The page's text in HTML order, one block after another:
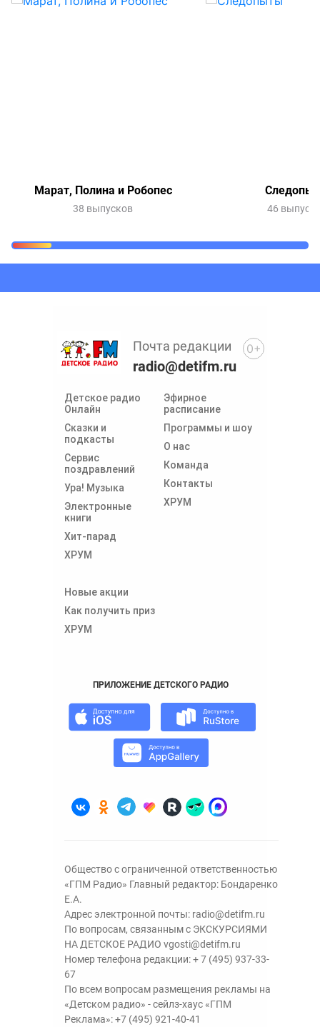
Марат, Полина и Робопес
38 выпусков 46
Детское радио
Онлайн
Сказки и
подкасты
Сервис
поздравлений
Ура! Музыка
Электронные
книги
Хит-парад
ХРУМ
Эфирное
расписание
Программы и шоу
О нас
Команда
Контакты
ХРУМ
Новые акции
Как получить приз
ХРУМ
Почта редакции
radio@detifm.ru
ПРИЛОЖЕНИЕ ДЕТСКОГО РАДИО
0+
Общество с ограниченной ответственностью
«ГПМ Радио» Главный редактор: Бондаренко
Е.А.
Адрес электронной почты: radio@detifm.ru
По вопросам, связанным с ЭКСКУРСИЯМИ
НА ДЕТСКОЕ РАДИО vgosti@detifm.ru
Номер телефона редакции:+ 7 (495) 937-33-
67
По всем вопросам размещения рекламы на
«Детском радио» - сейлз-хаус «ГПМ
Реклама»:+7 (495) 921-40-41